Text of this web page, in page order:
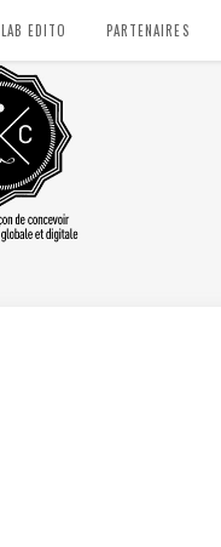
LAB EDITO PARTENAIRES